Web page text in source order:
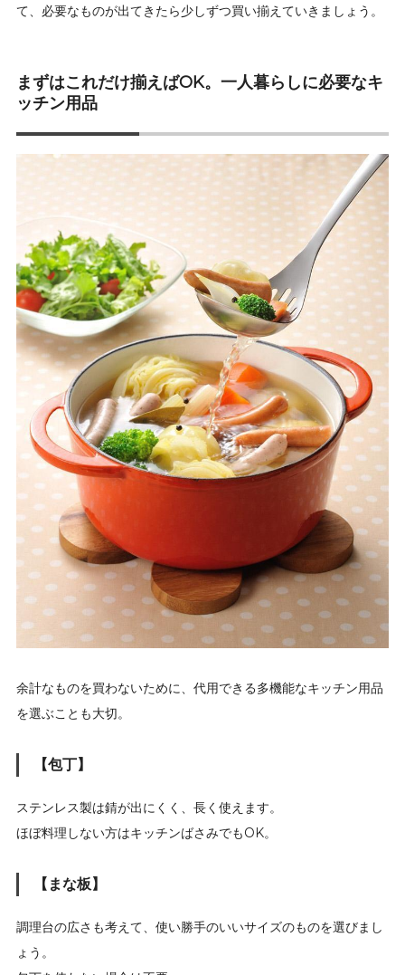
て、必要なものが出てきたら少しずつ買い揃えていきましょう。
まずはこれだけ揃えばOK。一人暮らしに必要なキ
ッチン用品
余計なものを買わないために、代用できる多機能なキッチン用品
を選ぶことも大切。
【包丁】
ステンレス製は錆が出にくく、長く使えます。
ほぼ料理しない方はキッチンばさみでもOK。
【まな板】
調理台の広さも考えて、使い勝手のいいサイズのものを選びまし
ょう。